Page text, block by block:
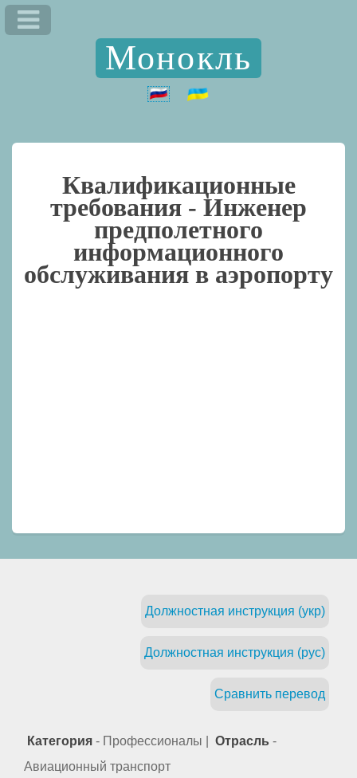
Монокль
Квалификационные
требования - Инженер
предполетного
информационного
обслуживания в аэропорту
Должностная инструкция (укр)
Должностная инструкция (рус)
Сравнить перевод
Категория - Профессионалы | Отрасль -
Авиационный транспорт